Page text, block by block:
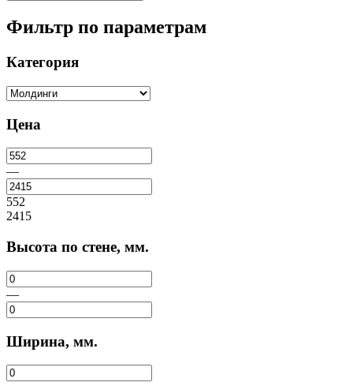
Фильтр по параметрам
Категория
Цена
—
552
2415
Высота по стене, мм.
—
Ширина, мм.